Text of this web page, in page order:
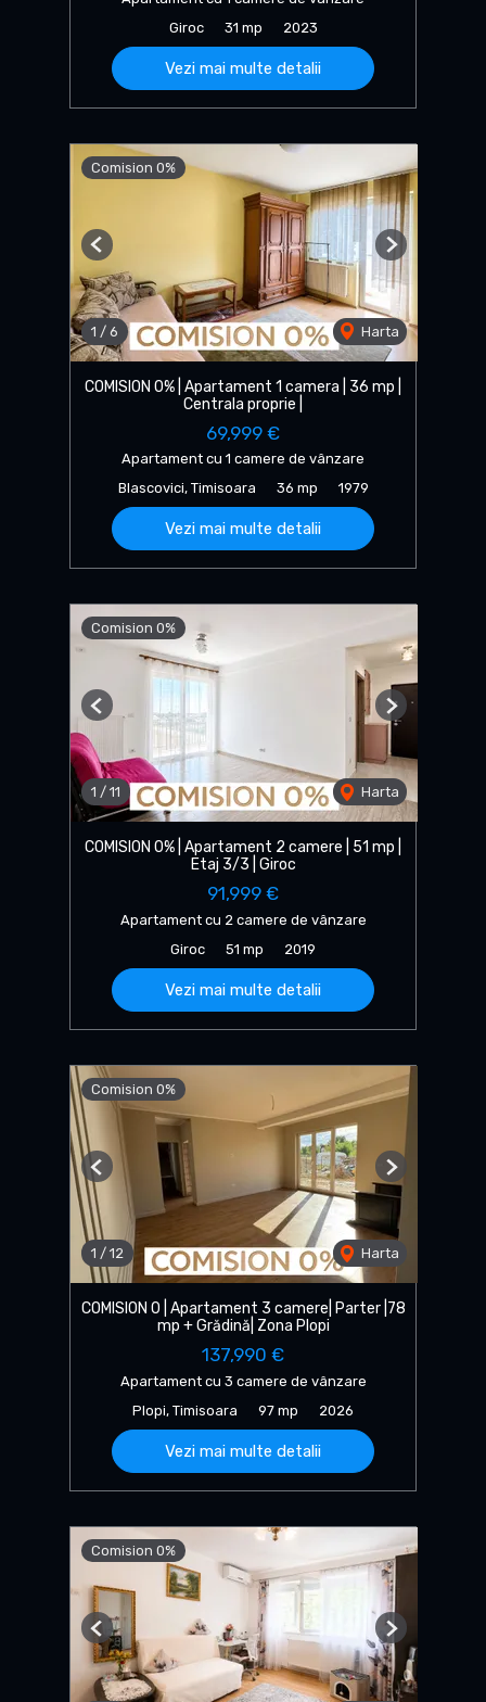
Giroc
31 mp 2023
Vezi mai multe detalii
Comision 0%
1 / 6 Harta
Previous Next
COMISION 0% | Apartament 1 camera | 36 mp |
Centrala proprie |
69,999 €
Apartament cu 1 camere de vânzare
Blascovici, Timisoara
36 mp 1979
Vezi mai multe detalii
Comision 0%
1 / 11 Harta
Previous Next
COMISION 0% | Apartament 2 camere | 51 mp |
Etaj 3/3 | Giroc
91,999 €
Apartament cu 2 camere de vânzare
Giroc
51 mp 2019
Vezi mai multe detalii
Comision 0%
1 / 12 Harta
Previous Next
COMISION 0 | Apartament 3 camere| Parter |78
mp + Grădină| Zona Plopi
137,990 €
Apartament cu 3 camere de vânzare
Plopi, Timisoara
97 mp 2026
Vezi mai multe detalii
Comision 0%
Previous Next